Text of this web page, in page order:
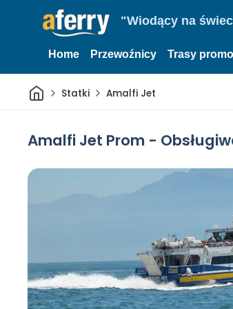
"Wiodący na
Home Przewoźnicy Trasy
DomStatki Amalfi Jet
Amalfi Jet Prom -